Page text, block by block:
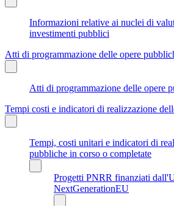
Informazioni relative ai nuclei di
investimenti pubblici
Atti di programmazione delle opere
Atti di programmazione delle opere
Tempi costi e indicatori di realizzazione
Tempi, costi unitari e indicatori di
pubbliche in corso o completate
Progetti PNRR finanziati
NextGenerationEU